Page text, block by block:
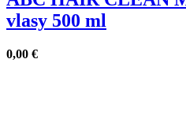
vlasy 500 ml
0,00 €